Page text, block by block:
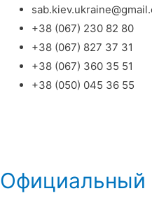
+38 (067) 230 82 80
+38 (067) 827 37 31
+38 (067) 360 35 51
+38 (050) 045 36 55
Официальный